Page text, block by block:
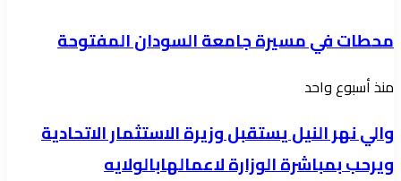
​محطات في مسيرة جامعة السودان المفتوحة
منذ أسبوع واحد
والي نهر النيل يستقبل وزيرة الاستثمار الاتحادية
ويرحب بمباشرة الوزارة لاعمالهابالولايه